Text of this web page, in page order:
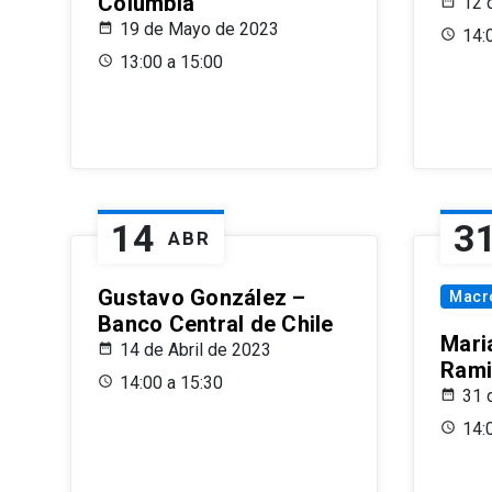
19 de Mayo de 2023
13:00 a 15:00
14 ABR
Gustavo González –
Banco Central de Chile
14 de Abril de 2023
14:00 a 15:30
31